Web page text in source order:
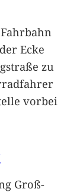
Ecke
zu
vorbei
Groß-